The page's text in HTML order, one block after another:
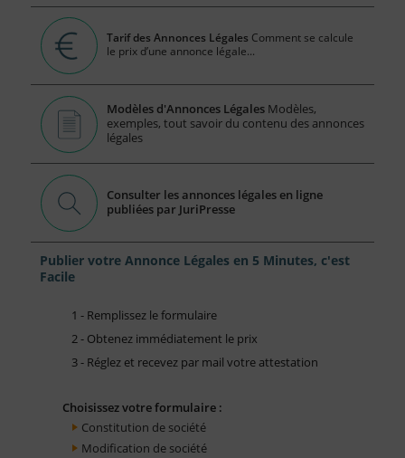
Tarif des Annonces Légales Comment se calcule
le prix d’une annonce légale...
Modèles d'Annonces Légales Modèles,
exemples, tout savoir du contenu des annonces
légales
Consulter les annonces légales en ligne
publiées par JuriPresse
Publier votre Annonce Légales en 5 Minutes, c'est
Facile
1 - Remplissez le formulaire
2 - Obtenez immédiatement le prix
3 - Réglez et recevez par mail votre attestation
Choisissez votre formulaire :
Constitution de société
Modification de société